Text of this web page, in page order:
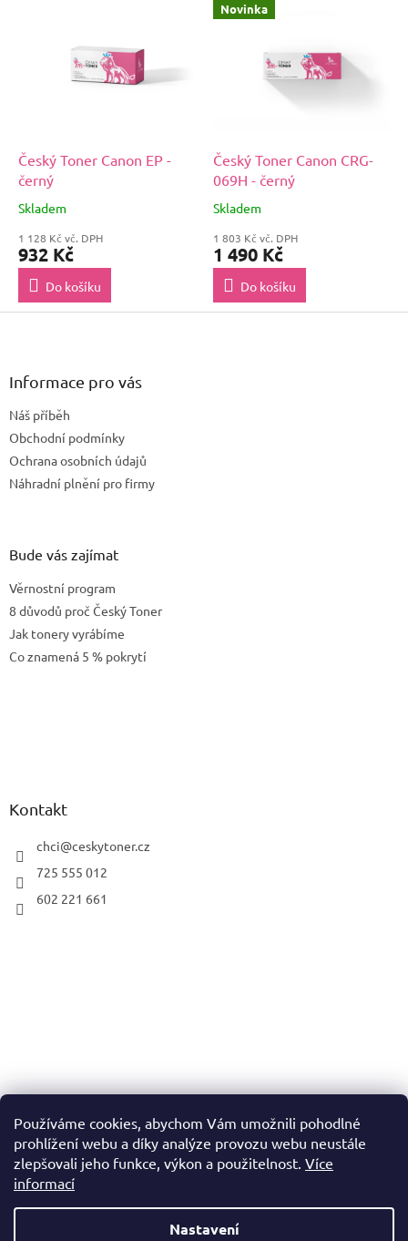
Používáme cookies, abychom Vám umožnili pohodlné
prohlížení webu a díky analýze provozu webu neustále
zlepšovali jeho funkce, výkon a použitelnost. Více
informací
Nastavení
Český Toner Canon EP -
černý
Skladem
1 128 Kč vč. DPH
932 Kč
Do košíku
Novinka
Český Toner Canon CRG-
069H - černý
Skladem
1 803 Kč vč. DPH
1 490 Kč
Do košíku
Z
Informace pro vás
Náš příběh
Obchodní podmínky
Ochrana osobních údajů
Náhradní plnění pro firmy
Bude vás zajímat
Věrnostní program
8 důvodů proč Český Toner
Jak tonery vyrábíme
Co znamená 5 % pokrytí
Kontakt
chci@ceskytoner.cz
725 555 012
602 221 661
Vytvořil Shoptet